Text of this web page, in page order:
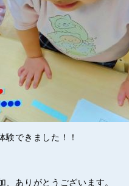
験できました！！
ありがとうございます。